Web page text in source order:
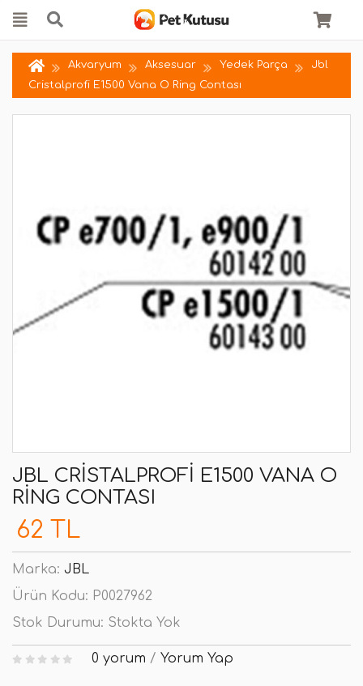
Akvaryum Aksesuar Yedek Parça
Jbl
Cristalprofi E1500 Vana O Ring Contası
JBL CRISTALPROFI E1500 VANA O
RING CONTASI
62 TL
Marka: JBL
Ürün Kodu: P0027962
Stok Durumu: Stokta Yok
0 yorum / Yorum Yap